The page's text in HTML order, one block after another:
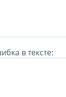
в тексте: